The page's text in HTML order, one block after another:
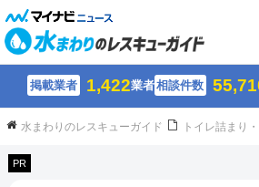
掲載業者 1,422業者相談件数
水まわりのレスキューガイド トイレ詰まり
PR